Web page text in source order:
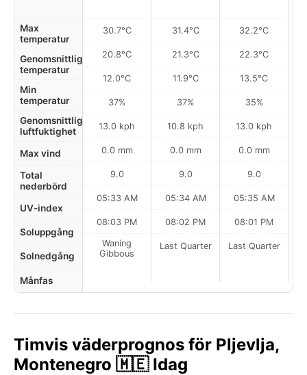
Max
temperatur
Genomsnittlig
temperatur
Min
temperatur
Genomsnittlig
luftfuktighet
Max vind
Total
nederbörd
UV-index
Soluppgång
Solnedgång
Månfas
30.7°C
20.8°C
12.0°C
37%
13.0 kph
0.0 mm
9.0
05:33 AM
08:03 PM
Waning
Gibbous
31.4°C
21.3°C
11.9°C
37%
10.8 kph
0.0 mm
9.0
05:34 AM
08:02 PM
Last Quarter
32.2°C
22.3°C
13.5°C
35%
13.0 kph
0.0 mm
9.0
05:35 AM
08:01 PM
Last Quarter
Timvis väderprognos för Pljevlja,
Montenegro 🇲🇪 Idag